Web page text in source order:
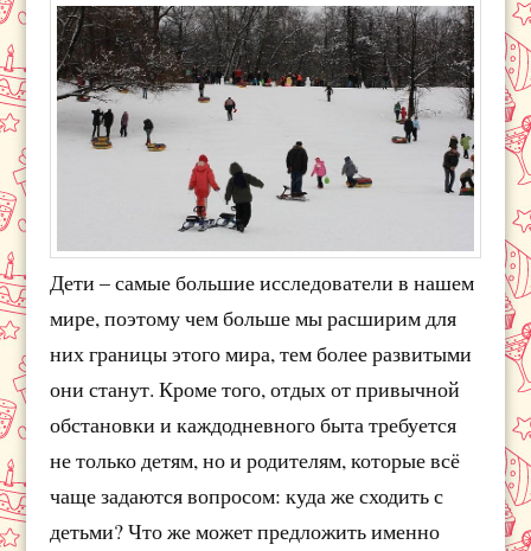
Дети – самые большие исследователи в нашем
мире, поэтому чем больше мы расширим для
них границы этого мира, тем более развитыми
они станут. Кроме того, отдых от привычной
обстановки и каждодневного быта требуется
не только детям, но и родителям, которые всё
чаще задаются вопросом: куда же сходить с
детьми? Что же может предложить именно